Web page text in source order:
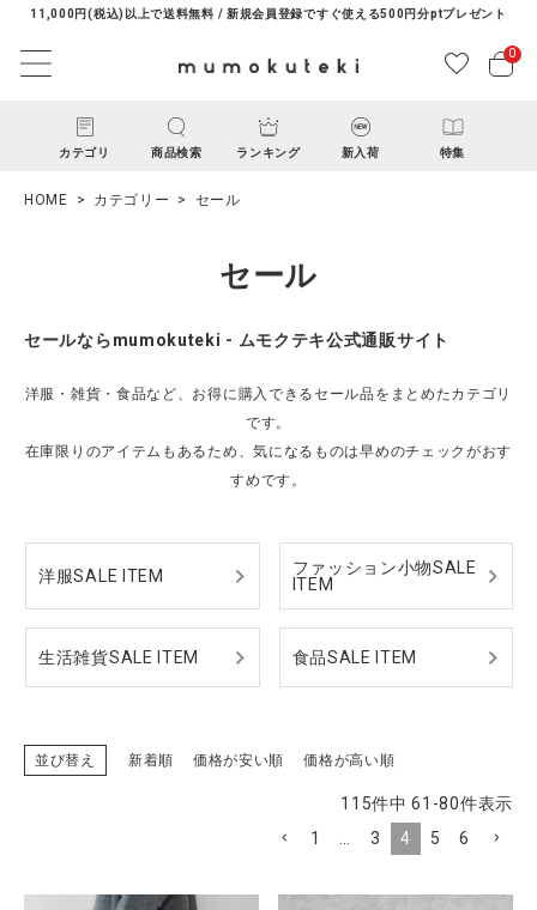
11,000円(税込)以上で送料無料 / 新規会員登録ですぐ使える500円分ptプレゼント
0
カテゴリ 商品検索 ランキング 新入荷 特集
ACCOUNT MENU
新規会員登録
CATEGORY
ファッション雑貨
食品
HOME カテゴリー セール
セール
セールならmumokuteki - ムモクテキ公式通販サイト
洋服・雑貨・食品など、お得に購入できるセール品をまとめたカテゴリ
です。
在庫限りのアイテムもあるため、気になるものは早めのチェックがおす
すめです。
洋服SALE ITEM
ファッション小物SALE
ITEM
生活雑貨SALE ITEM 食品SALE ITEM
並び替え 新着順 価格が安い順 価格が高い順
115件中 61 -80件表示
1
3 4 5 6